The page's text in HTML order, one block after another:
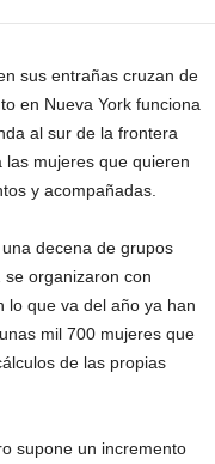
sus entrañas cruzan de
en Nueva York funciona
al sur de la frontera
mujeres que quieren
y acompañadas.
decena de grupos
organizaron con
lo que va del año ya han
mil 700 mujeres que
de las propias
supone un incremento